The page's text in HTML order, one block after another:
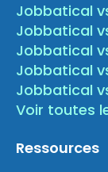
Jobbatical
Jobbatical
Jobbatical
Jobbatical
Jobbatical
Voir toutes
Ressources